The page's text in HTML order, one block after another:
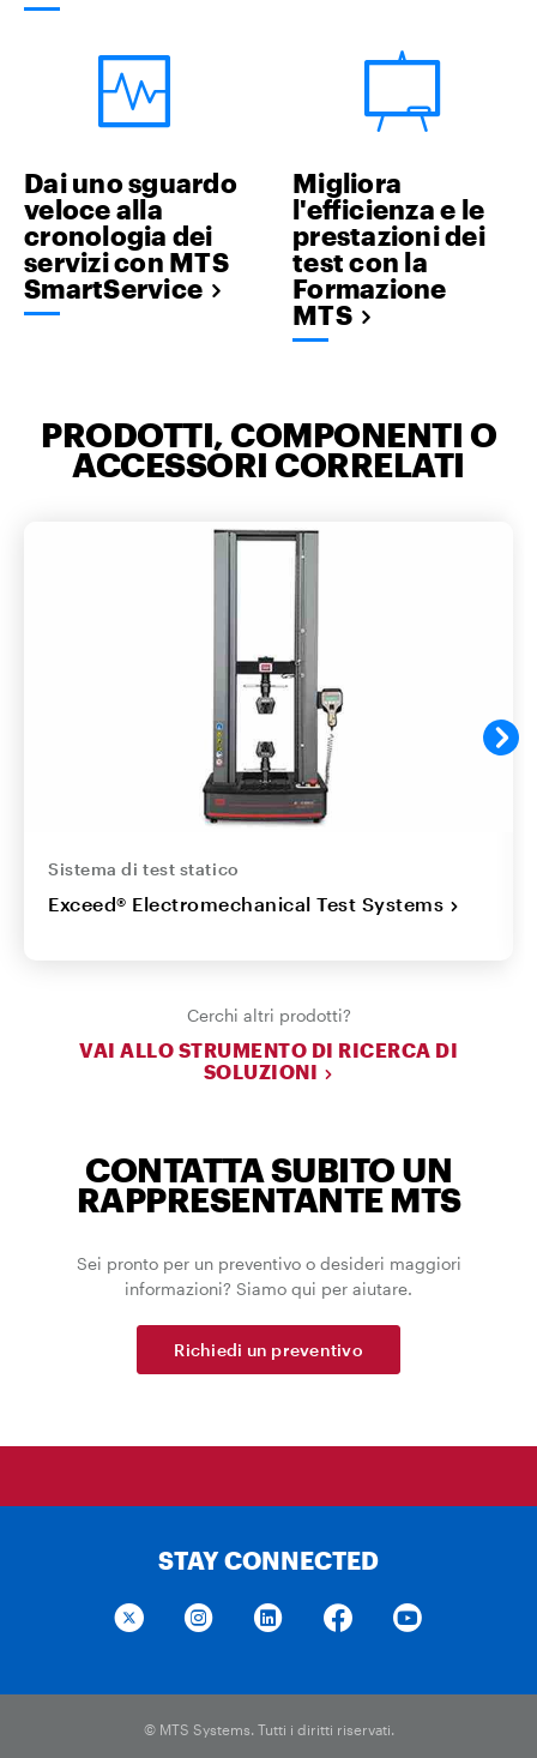
Dai uno sguardo
veloce alla
cronologia dei
servizi con MTS
SmartService
Migliora
l'efficienza e le
prestazioni dei
test con la
Formazione
MTS
PRODOTTI, COMPONENTI O
ACCESSORI CORRELATI
Sistema di test statico
Exceed® Electromechanical Test Systems
Cerchi altri prodotti?
VAI ALLO STRUMENTO DI RICERCA DI
SOLUZIONI
CONTATTA SUBITO UN
RAPPRESENTANTE MTS
Sei pronto per un preventivo o desideri maggiori
informazioni? Siamo qui per aiutare.
Richiedi un preventivo
STAY CONNECTED
© MTS Systems. Tutti i diritti riservati.